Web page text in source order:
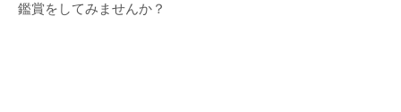
鑑賞をしてみませんか？